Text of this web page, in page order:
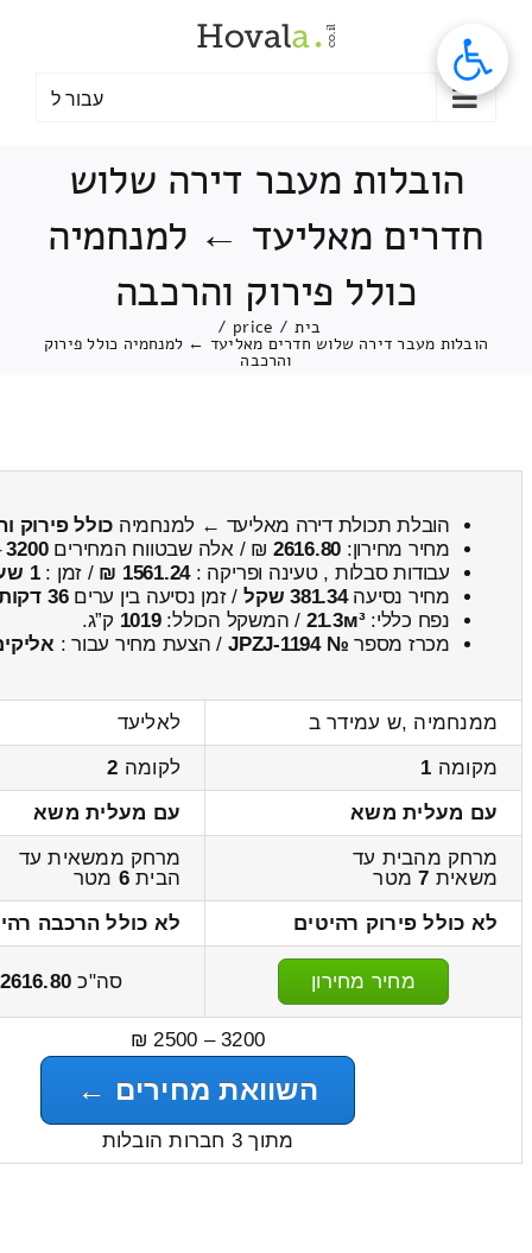
עבור ל
הובלות מעבר דירה שלוש
חדרים מאליעד ← למנחמיה
כולל פירוק והרכבה
בית /
price
/
הובלות מעבר דירה שלוש חדרים מאליעד ← למנחמיה כולל פירוק
והרכבה
הובלת תכולת דירה מאליעד ← למנחמיה כולל פירוק
מחיר מחירון: 2616.80 ₪ / אלה שבטווח המחירים3200
עבודות סבלות , טעינה ופריקה :1561.24 ₪ / זמן :1 שעות 14 דקות
מחיר נסיעה381.34 שקל / זמן נסיעה בין ערים36 דקות
נפח כללי:21.3м³ / המשקל הכולל:1019 ק”ג.
מכרז מספר № JPZJ-1194 / הצעת מחיר עבור :
ממנחמיה ,ש עמידר ב
לאליעד
מקומה 1 לקומה 2
עם מעלית משא
עם מעלית משא
מרחק מהבית עד
משאית 7מטר
מרחק ממשאית עד
הבית6 מטר
לא כולל פירוק רהיטים
לא כולל הרכבה
מחיר מחירון סה"כ 2616.80
3200 – 2500 ₪
השוואת מחירים ←
מתוך 3 חברות הובלות